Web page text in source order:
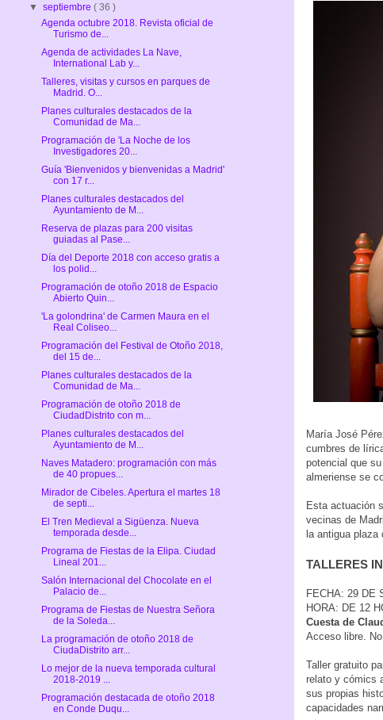
María José
cumbres de
potencial que
almeriense se
Esta actuación
vecinas de
la antigua plaza
TALLERES
FECHA: 29 DE
HORA: DE 12
Cuesta de
Acceso libre.
Taller gratuito
relato y cómics
sus propias
capacidades
▼septiembre( 36 )
Agenda octubre 2018. Revista oficial de
Turismo de...
Agenda de actividades La Nave,
International Lab y...
Talleres, visitas y cursos en parques de
Madrid. O...
Planes culturales destacados de la
Comunidad de Ma...
Programación de 'La Noche de los
Investigadores 20...
Guía 'Bienvenidos y bienvenidas a Madrid'
con 17 r...
Planes culturales destacados del
Ayuntamiento de M...
Reserva de plazas para 200 visitas
guiadas al Pase...
Día del Deporte 2018 con acceso gratis a
los polid...
Programación de otoño 2018 de Espacio
Abierto Quin...
'La golondrina' de Carmen Maura en el
Real Coliseo...
Programación del Festival de Otoño 2018,
del 15 de...
Planes culturales destacados de la
Comunidad de Ma...
Programación de otoño 2018 de
CiudadDistrito con m...
Planes culturales destacados del
Ayuntamiento de M...
Naves Matadero: programación con más
de 40 propues...
Mirador de Cibeles. Apertura el martes 18
de septi...
El Tren Medieval a Sigüenza. Nueva
temporada desde...
Programa de Fiestas de la Elipa. Ciudad
Lineal 201...
Salón Internacional del Chocolate en el
Palacio de...
Programa de Fiestas de Nuestra Señora
de la Soleda...
La programación de otoño 2018 de
CiudaDistrito arr...
Lo mejor de la nueva temporada cultural
2018-2019 ...
Programación destacada de otoño 2018
en Conde Duqu...